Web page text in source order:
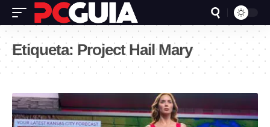
Etiqueta: Project Hail Mary